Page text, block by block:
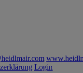
Login